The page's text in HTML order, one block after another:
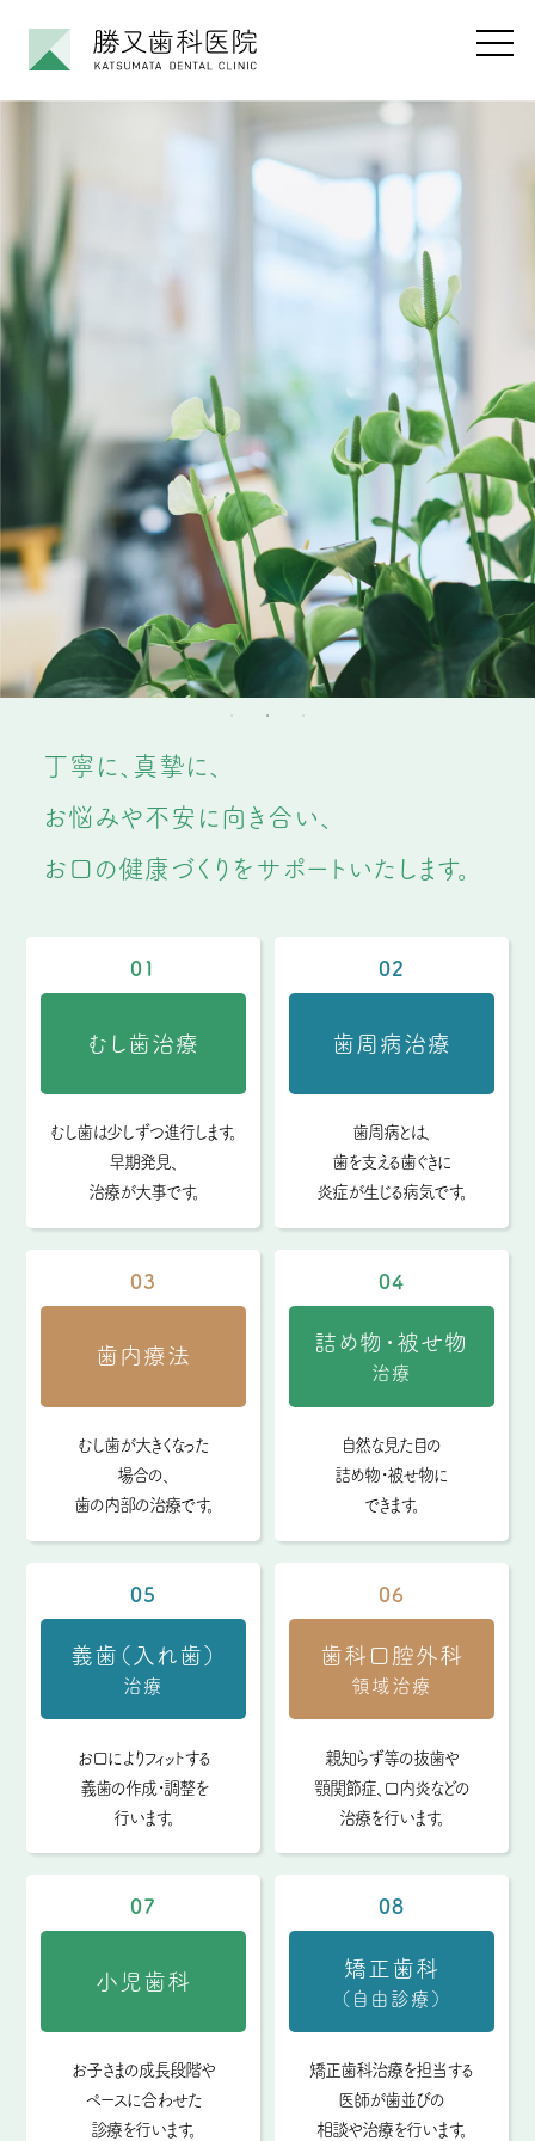
メニ
丁寧に、真摯に、
お悩みや不安に向き合い、
お口の健康づくりをサポートいたします。
01
むし歯治療
むし歯は少しずつ進行します。
早期発見、
治療が大事です。
02
歯周病治療
歯周病とは、
歯を支える歯ぐきに
炎症が生じる病気です。
03
歯内療法
むし歯が大きくなった
場合の、
歯の内部の治療です。
04
詰め物・被せ物
治療
自然な見た目の
詰め物・被せ物に
できます。
05
義歯（入れ歯）
治療
お口によりフィットする
義歯の作成・調整を
行います。
06
歯科口腔外科
領域治療
親知らず等の抜歯や
顎関節症、 口内炎などの
治療を行います。
07
小児歯科
お子さまの成長段階や
ペースに合わせた
診療を行います。
08
矯正歯科
（自由診療）
矯正歯科治療を担当する
医師が歯並びの
相談や治療を行います。